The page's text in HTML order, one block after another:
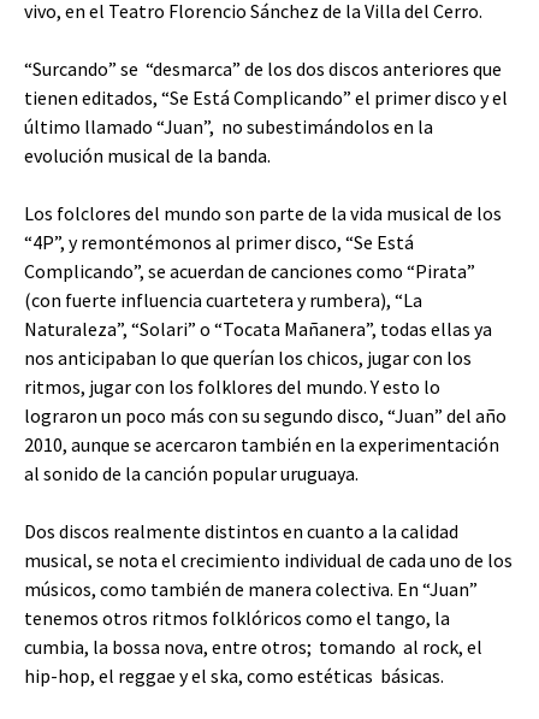
vivo, en el Teatro Florencio Sánchez de la Villa del Cerro.
“Surcando” se “desmarca” de los dos discos anteriores que
tienen editados, “Se Está Complicando” el primer disco y el
último llamado “Juan”, no subestimándolos en la
evolución musical de la banda.
Los folclores del mundo son parte de la vida musical de los
“4P”, y remontémonos al primer disco, “Se Está
Complicando”, se acuerdan de canciones como “Pirata”
(con fuerte influencia cuartetera y rumbera), “La
Naturaleza”, “Solari” o “Tocata Mañanera”, todas ellas ya
nos anticipaban lo que querían los chicos, jugar con los
ritmos, jugar con los folklores del mundo. Y esto lo
lograron un poco más con su segundo disco, “Juan” del año
2010, aunque se acercaron también en la experimentación
al sonido de la canción popular uruguaya.
Dos discos realmente distintos en cuanto a la calidad
musical, se nota el crecimiento individual de cada uno de los
músicos, como también de manera colectiva. En “Juan”
tenemos otros ritmos folklóricos como el tango, la
cumbia, la bossa nova, entre otros; tomando al rock, el
hip-hop, el reggae y el ska, como estéticas básicas.